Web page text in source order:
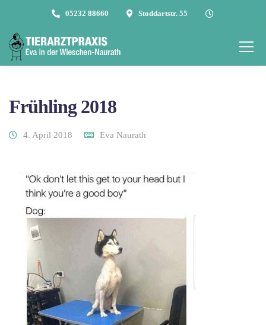
05232 88660 Stoddartstr. 55
Frühling 2018
4. April 2018 Eva Naurath